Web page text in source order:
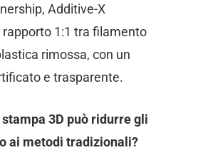
Additive-X
rapporto 1:1 tra filamento
rimossa, con un
e trasparente.
3D può ridurre gli
ai metodi tradizionali?